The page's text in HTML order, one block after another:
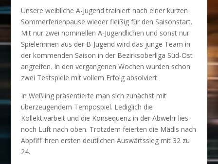
Unsere weibliche A-Jugend trainiert nach einer kurzen
Sommerferienpause wieder fleißig für den Saisonstart.
Mit nur zwei nominellen A-Jugendlichen und sonst nur
Spielerinnen aus der B-Jugend wird das junge Team in
der kommenden Saison in der Bezirksoberliga Süd-Ost
angreifen. In den vergangenen Wochen wurden schon
zwei Testspiele mit vollem Erfolg absolviert.
In Weßling präsentierte man sich zunächst mit
überzeugendem Tempospiel. Lediglich die
Kollektivarbeit und die Konsequenz in der Abwehr lies
noch Luft nach oben. Trotzdem feierten die Mädls nach
Abpfiff ihren ersten deutlichen Auswärtssieg mit 32 zu
24.